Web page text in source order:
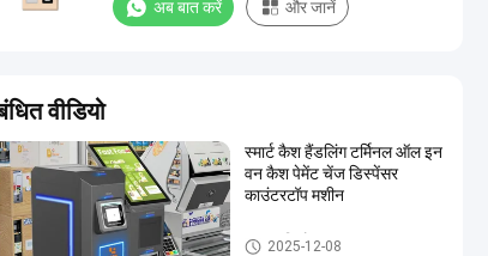
अब बात करें और जानें
वीडियो
स्मार्ट कैश हैंडलिंग टर्मिनल ऑल इन
वन कैश पेमेंट चेंज डिस्पेंसर
काउंटरटॉप मशीन
भुगतान कियोस्क
2025-12-08